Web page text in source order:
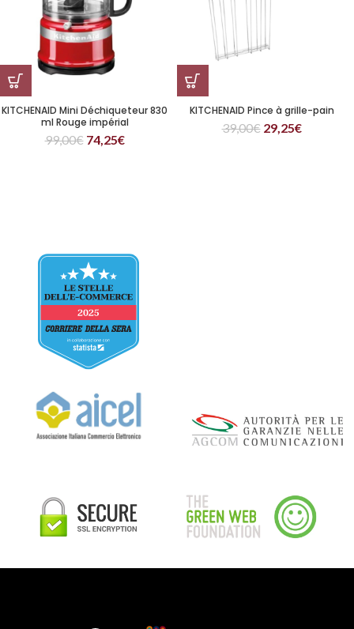
KITCHENAID Mini Déchiqueteur 830
ml Rouge impérial
99,00€ 74,25€
KITCHENAID Pince à grille-pain
39,00€ 29,25€